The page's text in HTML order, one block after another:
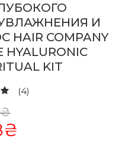
И
COMPANY
HYALURONIC
KIT
(4)
₴
₴